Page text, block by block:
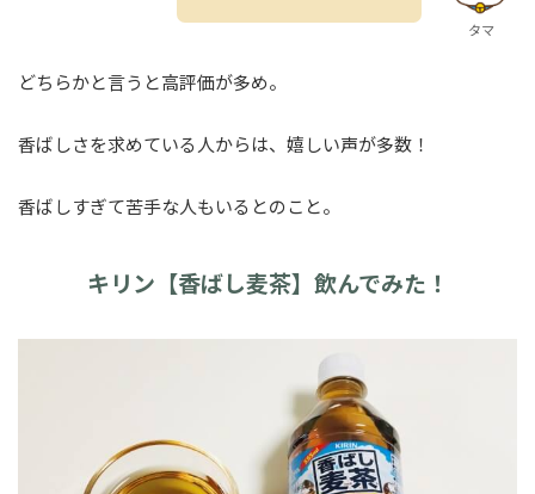
タマ
どちらかと言うと高評価が多め。
香ばしさを求めている人からは、嬉しい声が多数！
香ばしすぎて苦手な人もいるとのこと。
キリン【香ばし麦茶】飲んでみた！